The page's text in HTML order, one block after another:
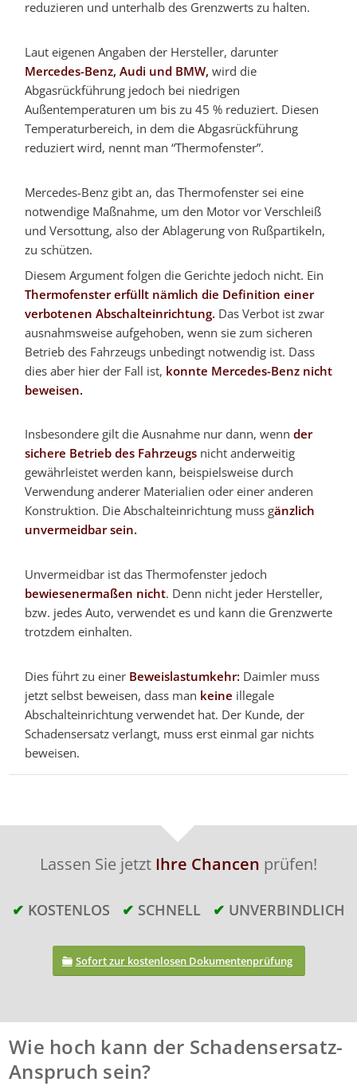
reduzieren und unterhalb des Grenzwerts zu halten.
Laut eigenen Angaben der Hersteller, darunter
Mercedes-Benz, Audi und BMW, wird die
Abgasrückführung jedoch bei niedrigen
Außentemperaturen um bis zu 45 % reduziert. Diesen
Temperaturbereich, in dem die Abgasrückführung
reduziert wird, nennt man “Thermofenster”.
Mercedes-Benz gibt an, das Thermofenster sei eine
notwendige Maßnahme, um den Motor vor Verschleiß
und Versottung, also der Ablagerung von Rußpartikeln,
zu schützen.
Diesem Argument folgen die Gerichte jedoch nicht. Ein
Thermofenster erfüllt nämlich die Definition einer
verbotenen Abschalteinrichtung. Das Verbot ist zwar
ausnahmsweise aufgehoben, wenn sie zum sicheren
Betrieb des Fahrzeugs unbedingt notwendig ist. Dass
dies aber hier der Fall ist, konnte Mercedes-Benz nicht
beweisen.
Insbesondere gilt die Ausnahme nur dann, wennder
sichere Betrieb des Fahrzeugs nicht anderweitig
gewährleistet werden kann, beispielsweise durch
Verwendung anderer Materialien oder einer anderen
Konstruktion. Die Abschalteinrichtung muss gänzlich
unvermeidbar sein.
Unvermeidbar ist das Thermofenster jedoch
bewiesenermaßen nicht. Denn nicht jeder Hersteller,
bzw. jedes Auto, verwendet es und kann die Grenzwerte
trotzdem einhalten.
Dies führt zu einer Beweislastumkehr: Daimler muss
jetzt selbst beweisen, dass man keine illegale
Abschalteinrichtung verwendet hat. Der Kunde, der
Schadensersatz verlangt, muss erst einmal gar nichts
beweisen.
Lassen Sie jetzt Ihre Chancen prüfen!
✔ KOSTENLOS ✔ SCHNELL ✔ UNVERBINDLICH
Sofort zur kostenlosen Dokumentenprüfung
Wie hoch kann der Schadensersatz-
Anspruch sein?